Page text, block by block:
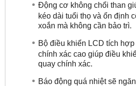
Động cơ không chổi than
kéo dài tuổi thọ và ổn định
xoắn mà không cần bảo trì.
Bộ điều khiển LCD tích
chính xác cao giúp điều
quay chính xác.
Báo động quá nhiệt sẽ